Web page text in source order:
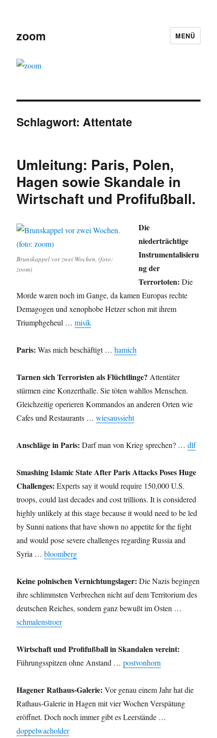
zoom MENÜ
Schlagwort:Attentate
Umleitung: Paris, Polen,
Hagen sowie Skandale in
Wirtschaft und Profifußball.
Brunskappel vor zwei Wochen. (foto:
zoom)
Die
niederträchtige
Instrumentalisieru
ng der
Terrortoten: Die
Morde waren noch im Gange, da kamen Europas rechte
Demagogen und xenophobe Hetzer schon mit ihrem
Triumphgeheul …misik
Paris: Was mich beschäftigt …hamich
Tarnen sich Terroristen als Flüchtlinge? Attentäter
stürmen eine Konzerthalle. Sie töten wahllos Menschen.
Gleichzeitig operieren Kommandos an anderen Orten wie
Cafes und Restaurants …wiesaussieht
Anschläge in Paris: Darf man von Krieg sprechen? …dlf
Smashing Islamic State After Paris Attacks Poses Huge
Challenges: Experts say it would require 150,000 U.S.
troops, could last decades and cost trillions. It is considered
highly unlikely at this stage because it would need to be led
by Sunni nations that have shown no appetite for the fight
and would pose severe challenges regarding Russia and
Syria …bloomberg
Keine polnischen Vernichtungslager: Die Nazis begingen
ihre schlimmsten Verbrechen nicht auf dem Territorium des
deutschen Reiches, sondern ganz bewußt im Osten …
schmalenstroer
Wirtschaft und Profifußball in Skandalen vereint:
Führungsspitzen ohne Anstand …postvonhorn
Hagener Rathaus-Galerie: Vor genau einem Jahr hat die
Rathaus-Galerie in Hagen mit vier Wochen Verspätung
eröffnet. Doch noch immer gibt es Leerstände …
doppelwacholder